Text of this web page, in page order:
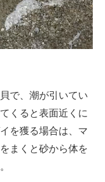
で、潮が引いてい
くると表面近くに
を獲る場合は、マ
まくと砂から体を